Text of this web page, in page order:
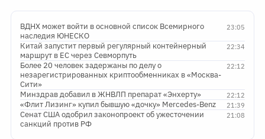
23:05
ВДНХ может войти в основной список Всемирного
наследия ЮНЕСКО
22:34
Китай запустит первый регулярный контейнерный
маршрут в ЕС через Севморпуть
22:12
Более 20 человек задержаны по делу о
незарегистрированных криптообменниках в «Москва-
Сити»
22:12
Минздрав добавил в ЖНВЛП препарат «Энхерту»
21:39
«Флит Лизинг» купил бывшую «дочку» Mercedes-Benz
21:08
Сенат США одобрил законопроект об ужесточении
санкций против РФ